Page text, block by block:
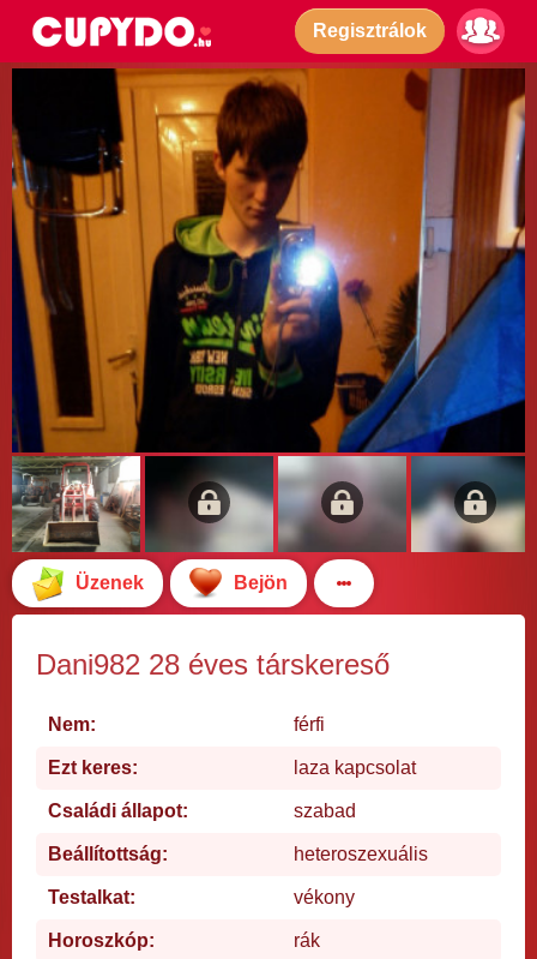
Regisztrálok
Üzenek Bejön
Dani982 28 éves társkereső
Nem: férfi
Ezt keres: laza kapcsolat
Családi állapot: szabad
Beállítottság: heteroszexuális
Testalkat: vékony
Horoszkóp: rák